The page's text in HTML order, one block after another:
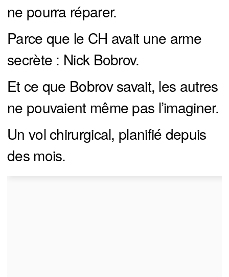
ne pourra réparer.
Parce que le CH avait une arme
secrète : Nick Bobrov.
Et ce que Bobrov savait, les autres
ne pouvaient même pas l’imaginer.
Un vol chirurgical, planifié depuis
des mois.